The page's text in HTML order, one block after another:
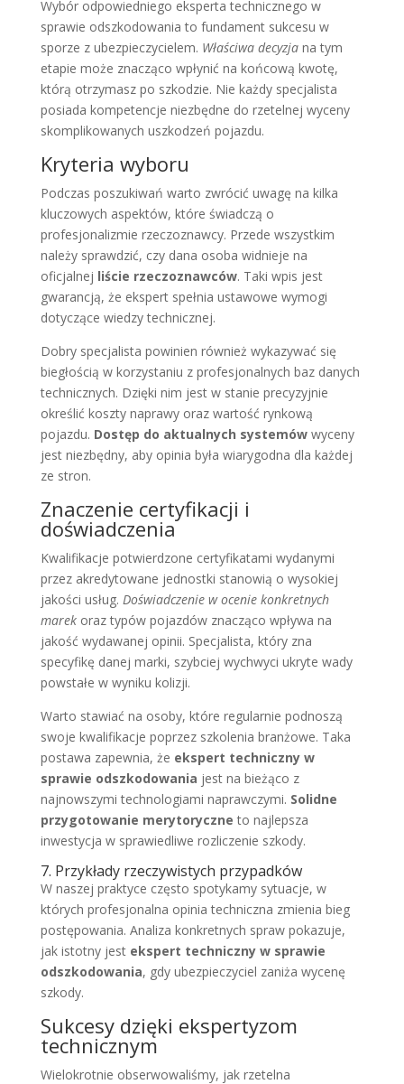
Wybór odpowiedniego eksperta technicznego w
sprawie odszkodowania to fundament sukcesu w
sporze z ubezpieczycielem. Właściwa decyzjana tym
etapie może znacząco wpłynić na końcową kwotę,
którą otrzymasz po szkodzie. Nie każdy specjalista
posiada kompetencje niezbędne do rzetelnej wyceny
skomplikowanych uszkodzeń pojazdu.
Kryteria wyboru
Podczas poszukiwań warto zwrócić uwagę na kilka
kluczowych aspektów, które świadczą o
profesjonalizmie rzeczoznawcy. Przede wszystkim
należy sprawdzić, czy dana osoba widnieje na
oficjalnej liście rzeczoznawców. Taki wpis jest
gwarancją, że ekspert spełnia ustawowe wymogi
dotyczące wiedzy technicznej.
Dobry specjalista powinien również wykazywać się
biegłością w korzystaniu z profesjonalnych baz danych
technicznych. Dzięki nim jest w stanie precyzyjnie
określić koszty naprawy oraz wartość rynkową
pojazdu. Dostęp do aktualnych systemówwyceny
jest niezbędny, aby opinia była wiarygodna dla każdej
ze stron.
Znaczenie certyfikacji i
doświadczenia
Kwalifikacje potwierdzone certyfikatami wydanymi
przez akredytowane jednostki stanowią o wysokiej
jakości usług. Doświadczenie w ocenie konkretnych
marekoraz typów pojazdów znacząco wpływa na
jakość wydawanej opinii. Specjalista, który zna
specyfikę danej marki, szybciej wychwyci ukryte wady
powstałe w wyniku kolizji.
Warto stawiać na osoby, które regularnie podnoszą
swoje kwalifikacje poprzez szkolenia branżowe. Taka
postawa zapewnia, że ekspert techniczny w
sprawie odszkodowania jest na bieżąco z
najnowszymi technologiami naprawczymi. Solidne
przygotowanie merytoryczne to najlepsza
inwestycja w sprawiedliwe rozliczenie szkody.
7. Przykłady rzeczywistych przypadków
W naszej praktyce często spotykamy sytuacje, w
których profesjonalna opinia techniczna zmienia bieg
postępowania. Analiza konkretnych spraw pokazuje,
jak istotny jest ekspert techniczny w sprawie
odszkodowania, gdy ubezpieczyciel zaniża wycenę
szkody.
Sukcesy dzięki ekspertyzom
technicznym
Wielokrotnie obserwowaliśmy, jak rzetelna